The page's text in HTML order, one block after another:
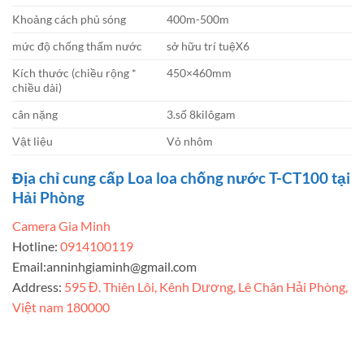
Khoảng cách phủ sóng
400m-500m
mức độ chống thấm nước
sở hữu trí tuệX6
Kích thước (chiều rộng *
chiều dài)
450×460mm
cân nặng
3.số 8kilôgam
Vật liệu
Vỏ nhôm
Địa chỉ cung cấp Loa loa chống nước T-CT100 tại
Hải Phòng
Camera Gia Minh
Hotline: 0914100119
Email:anninhgiaminh@gmail.com
Address: 595 Đ. Thiên Lôi, Kênh Dương, Lê Chân Hải Phòng,
Việt nam 180000